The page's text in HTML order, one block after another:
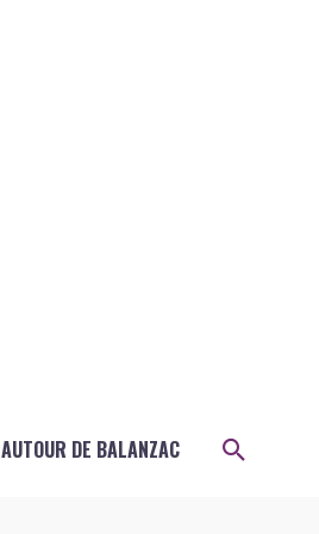
AUTOUR DE BALANZAC